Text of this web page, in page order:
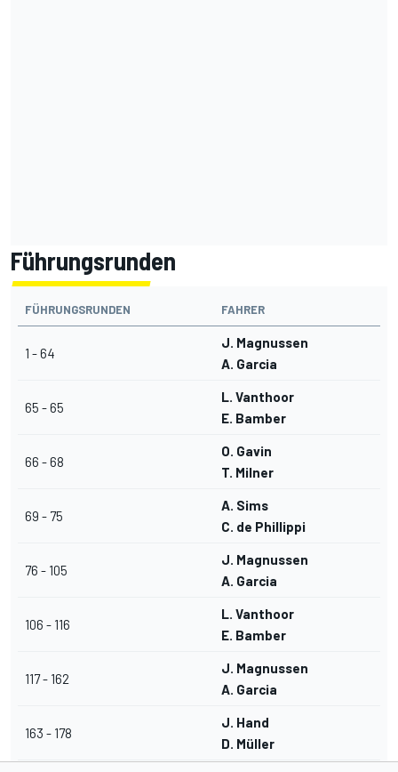
Führungsrunden
FÜHRUNGSRUNDEN FAHRER
1 - 64
J. Magnussen
A. Garcia
65 - 65
L. Vanthoor
E. Bamber
66 - 68
O. Gavin
T. Milner
69 - 75
A. Sims
C. de Phillippi
76 - 105
J. Magnussen
A. Garcia
106 - 116
L. Vanthoor
E. Bamber
117 - 162
J. Magnussen
A. Garcia
163 - 178
J. Hand
D. Müller